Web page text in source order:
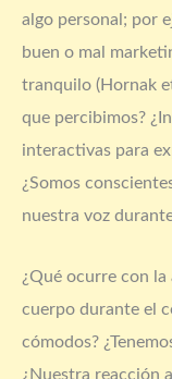
algo personal; por
buen o mal
tranquilo (Hornak
que percibimos?
interactivas para
¿Somos
nuestra voz
¿Qué ocurre con
cuerpo durante el
cómodos?
¿Nuestra reacción